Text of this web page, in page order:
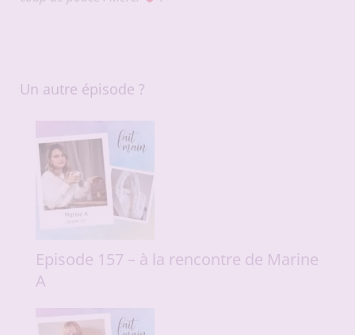
Un autre épisode ?
Episode 157 – à la rencontre de Marine
A